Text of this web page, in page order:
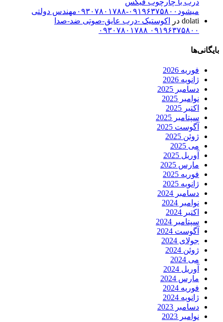
میشود۰۹۱۹۶۳۷۵۸۰۰-۰۹۳۰۷۸۰۱۷۸۸مهندس دولتی
dolati در
اکوستیک -درب عایق-صوتی ضد-صدا
۰۹۱۹۶۳۷۵۸۰۰ ۰۹۳۰۷۸۰۱۷۸۸
بایگانی‌ها
فوریه 2026
ژانویه 2026
دسامبر 2025
نوامبر 2025
اکتبر 2025
سپتامبر 2025
آگوست 2025
ژوئن 2025
می 2025
آوریل 2025
مارس 2025
فوریه 2025
ژانویه 2025
دسامبر 2024
نوامبر 2024
اکتبر 2024
سپتامبر 2024
آگوست 2024
جولای 2024
ژوئن 2024
می 2024
آوریل 2024
مارس 2024
فوریه 2024
ژانویه 2024
دسامبر 2023
نوامبر 2023